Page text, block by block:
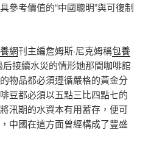
參考價值的“中國聰明”與可復制
網刊主編詹姆斯·尼克姆稱包養
后接續水災的情形她那間咖啡館
的物品都必須遵循嚴格的黃金分
豆都必須以五點三比四點七的
汛期的水資本有用蓄存，便可
，中國在這方面曾經構成了豐盛